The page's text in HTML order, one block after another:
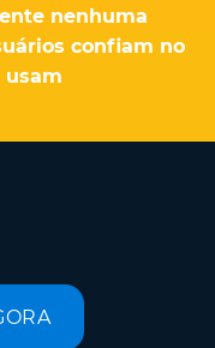
nenhuma
confiam no
usam